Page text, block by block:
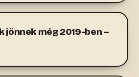
jönnek még 2019-ben –